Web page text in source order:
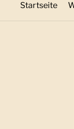
Startseite